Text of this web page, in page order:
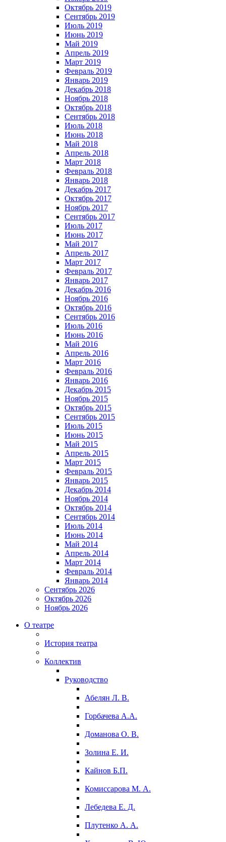
Октябрь 2019
Сентябрь 2019
Июль 2019
Июнь 2019
Май 2019
Апрель 2019
Март 2019
Февраль 2019
Январь 2019
Декабрь 2018
Ноябрь 2018
Октябрь 2018
Сентябрь 2018
Июль 2018
Июнь 2018
Май 2018
Апрель 2018
Март 2018
Февраль 2018
Январь 2018
Декабрь 2017
Октябрь 2017
Ноябрь 2017
Сентябрь 2017
Июль 2017
Июнь 2017
Май 2017
Апрель 2017
Март 2017
Февраль 2017
Январь 2017
Декабрь 2016
Ноябрь 2016
Октябрь 2016
Сентябрь 2016
Июль 2016
Июнь 2016
Май 2016
Апрель 2016
Март 2016
Февраль 2016
Январь 2016
Декабрь 2015
Ноябрь 2015
Октябрь 2015
Сентябрь 2015
Июль 2015
Июнь 2015
Май 2015
Апрель 2015
Март 2015
Февраль 2015
Январь 2015
Декабрь 2014
Ноябрь 2014
Октябрь 2014
Сентябрь 2014
Июль 2014
Июнь 2014
Май 2014
Апрель 2014
Март 2014
Февраль 2014
Январь 2014
Сентябрь 2026
Октябрь 2026
Ноябрь 2026
О театре
История театра
Коллектив
Руководство
Абелян Л. В.
Горбачева А.А.
Доманова О. В.
Золина Е. И.
Кайнов Б.П.
Комиссарова М. А.
Лебедева Е. Д.
Плутенко А. А.